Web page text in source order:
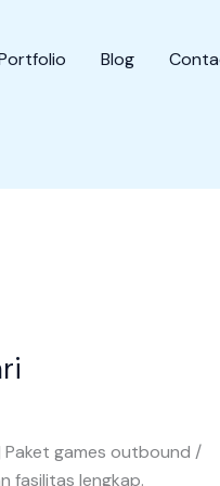
Blog
Paket games outbound /
fasilitas lengkap.